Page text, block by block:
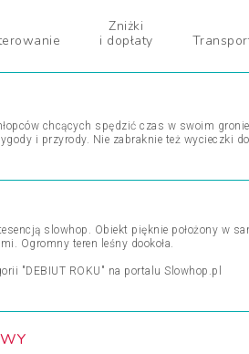
Zniżki
i dopłaty
chcących spędzić czas w swoim
i przyrody. Nie zabraknie też wycieczki
slowhop. Obiekt pięknie położony w
Ogromny teren leśny dookoła.
"DEBIUT ROKU" na portalu Slowhop.pl